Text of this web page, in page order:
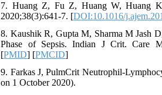
7. Huang Z, Fu Z, Huang W, Huang
2020;38(3):641-7. [DOI:10.1016/
8. Kaushik R, Gupta M, Sharma M Jash
Phase of Sepsis. Indian J Crit. Care
[PMID] [PMCID]
9. Farkas J, PulmCrit Neutrophil-
on 1 October 2020).